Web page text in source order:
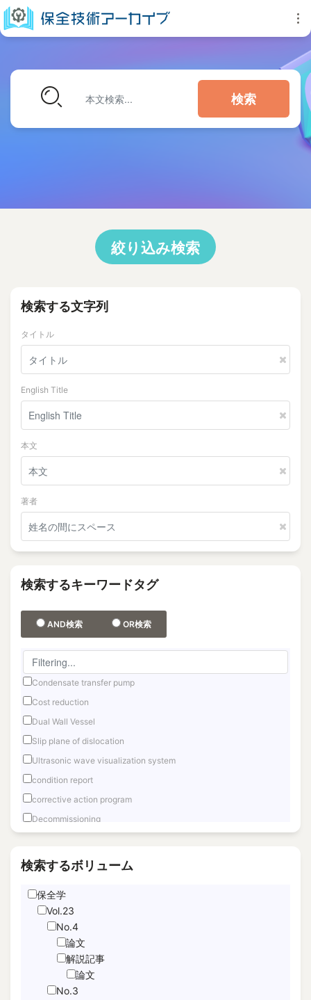
検索
絞り込み検索
検索する文字列
タイトル
English Title
本文
著者
検索するキーワードタグ
AND検索 OR検索
Condensate transfer pump
Cost reduction
Dual Wall Vessel
Slip plane of dislocation
Ultrasonic wave visualization system
condition report
corrective action program
Decommissioning
Fuel Debris Retrieval
Hand Motion TracNing
immediate unfettered access
performance indicator
Sabotage Detection
検索するボリューム
保全学
Vol.23
No.4
論文
解説記事
論文
No.3